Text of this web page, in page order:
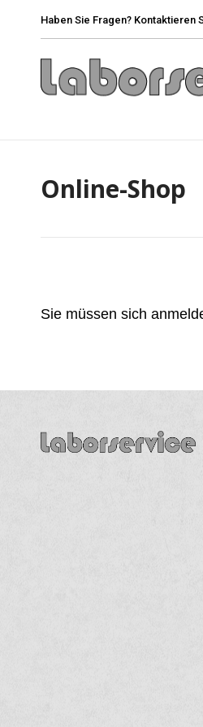
Haben Sie Fragen? Kontaktieren
Online-Shop
Sie müssen sich
Unsere Leistungen